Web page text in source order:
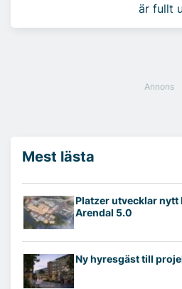
är fullt
Mest lästa
Platzer utvecklar nytt
Arendal 5.0
Ny hyresgäst till